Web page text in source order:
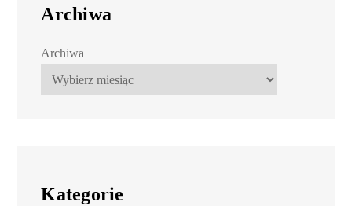
Archiwa
Archiwa
Kategorie